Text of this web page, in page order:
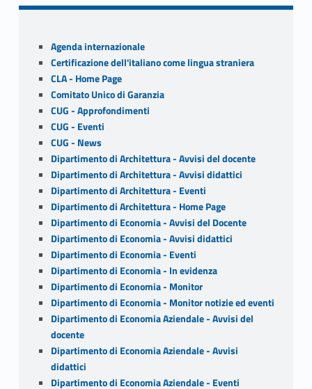
o
o
k
er l e
Sidebar
Agenda internazionale
Certificazione dell'italiano come lingua straniera
CLA - Home Page
Comitato Unico di Garanzia
CUG - Approfondimenti
CUG - Eventi
CUG - News
Dipartimento di Architettura - Avvisi del docente
Dipartimento di Architettura - Avvisi didattici
Dipartimento di Architettura - Eventi
Dipartimento di Architettura - Home Page
Dipartimento di Economia - Avvisi del Docente
Dipartimento di Economia - Avvisi didattici
Dipartimento di Economia - Eventi
Dipartimento di Economia - In evidenza
Dipartimento di Economia - Monitor
Dipartimento di Economia - Monitor notizie ed eventi
Dipartimento di Economia Aziendale - Avvisi del
docente
Dipartimento di Economia Aziendale - Avvisi
didattici
Dipartimento di Economia Aziendale - Eventi